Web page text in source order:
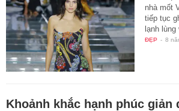
nhà mốt
tiếp tục
lạnh
ĐẸP - 8
Khoảnh khắc hạnh phúc giản